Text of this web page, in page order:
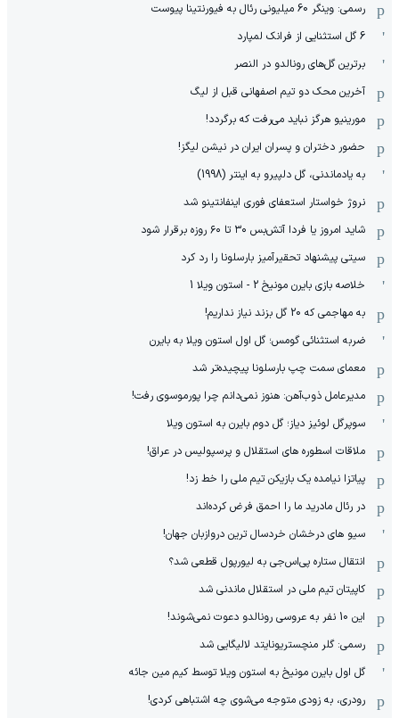
رسمی: وینگر 60 میلیونی رئال به فیورنتینا پیوست
6 گل استثنایی از فرانک لمپارد
برترین گل‌های رونالدو در النصر
آخرین محک دو تیم اصفهانی قبل از لیگ
مورینیو هرگز نباید می‌رفت که برگردد!
حضور دختران و پسران ایران در نیشن لیگز!
به یادماندنی، گل دلپیرو به اینتر (1998)
نروژ خواستار استعفای فوری اینفانتینو شد
شاید امروز یا فردا آتش‌بس ۳۰ تا ۶۰ روزه برقرار شود
سیتی پیشنهاد تحقیرآمیز بارسلونا را رد کرد
خلاصه بازی بایرن مونیخ 2 - استون ویلا 1
به مهاجمی که 20 گل بزند نیاز نداریم!
ضربه استثنائی گومس؛ گل اول استون ویلا به بایرن
معمای سمت چپ بارسلونا پیچیده‌تر شد
مدیرعامل ذوب‌آهن: هنوز نمی‌دانم چرا پورموسوی رفت!
سوپرگل لوئیز دیاز؛ گل دوم بایرن به استون ویلا
ملاقات اسطوره های استقلال و پرسپولیس در عراق!
پیاتزا نیامده یک بازیکن تیم ملی را خط زد!
در رئال مادرید ما را احمق فرض کرده‌اند
سیو های درخشان خردسال ترین دروازبان جهان!
انتقال ستاره پی‌اس‌جی به لیورپول قطعی شد؟
کاپیتان تیم ملی در استقلال ماندنی شد
این 10 نفر به عروسی رونالدو دعوت نمی‌شوند!
رسمی: گلر منچستریونایتد لالیگایی شد
گل اول بایرن مونیخ به استون ویلا توسط کیم مین جائه
رودری، به زودی متوجه می‌شوی چه اشتباهی کردی!